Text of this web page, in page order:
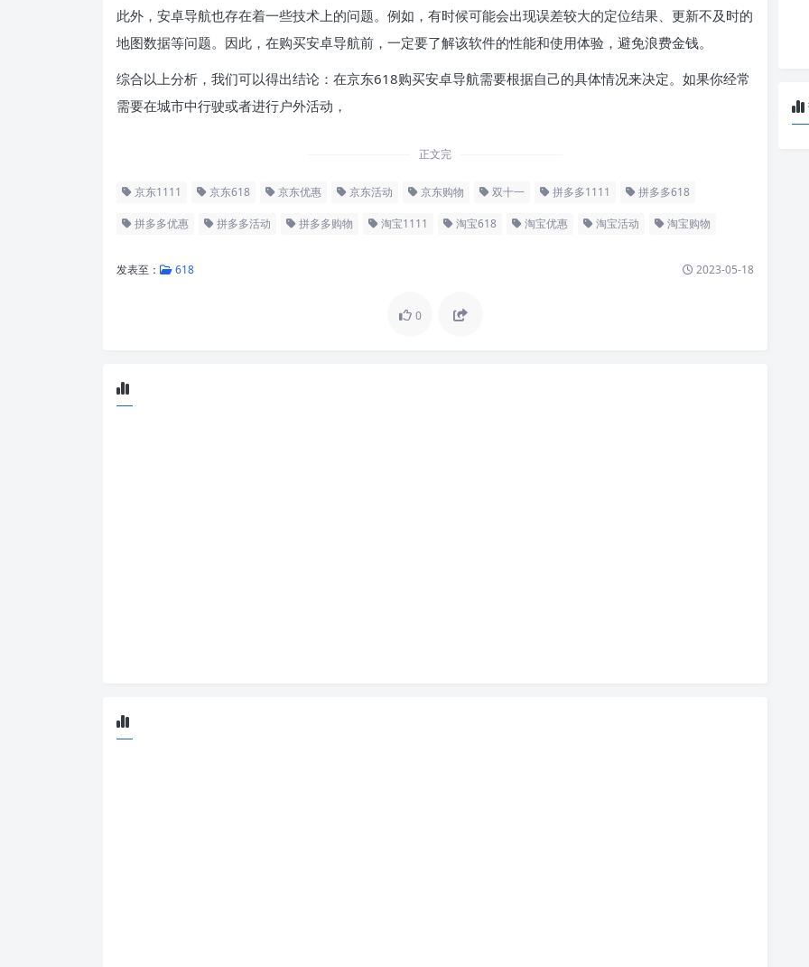
此外，安卓导航也存在着一些技术上的问题。例如，有时候可能会出现误差较大的定位结果、更新不及时的
地图数据等问题。因此，在购买安卓导航前，一定要了解该软件的性能和使用体验，避免浪费金钱。
综合以上分析，我们可以得出结论：在京东618购买安卓导航需要根据自己的具体情况来决定。如果你经常
需要在城市中行驶或者进行户外活动，
正文完
京东1111 京东618 京东优惠 京东活动 京东购物 双十一 拼多多1111 拼多多618
拼多多优惠 拼多多活动 拼多多购物 淘宝1111 淘宝618 淘宝优惠 淘宝活动 淘宝购物
发表至： 618 2023-05-18
0